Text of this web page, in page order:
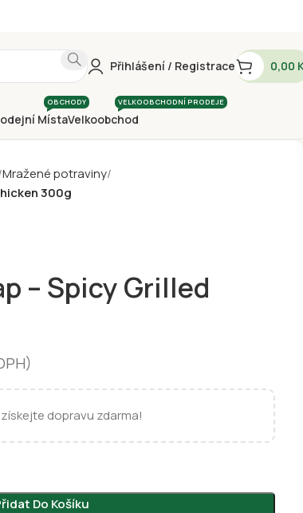
Přihlášení / Registrace 0,00
Místa
OBCHODY
Velkoobchod
VELKOOBCHODNÍ PRODEJE
Mražené potraviny
300g
– Spicy Grilled
dopravu zdarma!
Do Košíku